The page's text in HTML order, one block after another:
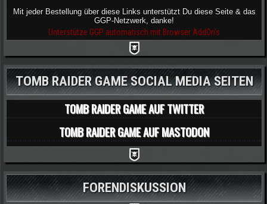
Mit jeder Bestellung über diese Links unterstützt Du diese Seite & das
GGP-Netzwerk, danke!
Unterstütze GGP automatisch mit Browser AddOn's
TOMB RAIDER GAME SOCIAL MEDIA SEITEN
TOMB RAIDER GAME AUF TWITTER
TOMB RAIDER GAME AUF MASTODON
FORENDISKUSSION